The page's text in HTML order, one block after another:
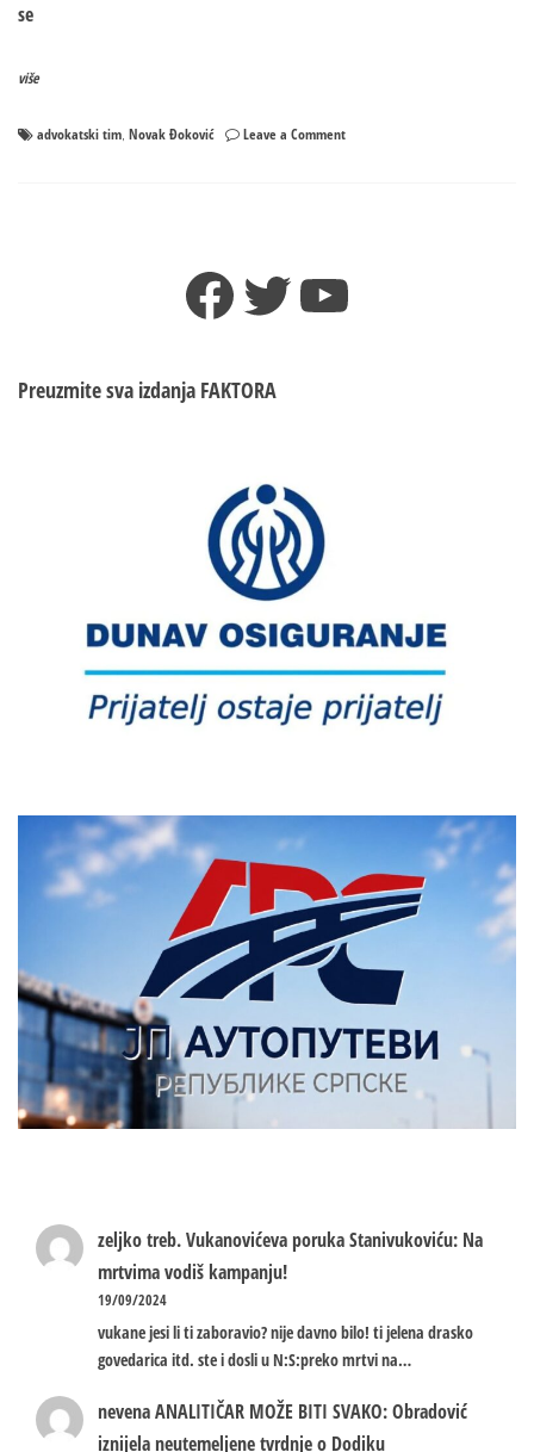
se
više
advokatski tim, Novak Đoković Leave a Commenton
koji
vade
Facebook
TwitterYouTube
Preuzmite sva izdanja FAKTORA
zeljko treb.Vukanovićeva poruka Stanivukoviću: Na
mrtvima vodiš kampanju!
19/09/2024
vukane jesi li ti zaboravio? nije davno bilo! ti jelena drasko
govedarica itd. ste i dosli u N:S:preko mrtvi na…
nevenaANALITIČAR MOŽE BITI SVAKO: Obradović
iznijela neutemeljene tvrdnje o Dodiku